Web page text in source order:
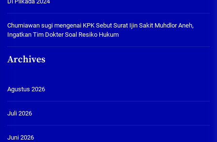
Churniawan sugi mengenai KPK Sebut Surat Ijin Sakit Muhdlor Aneh,
Ingatkan Tim Dokter Soal Resiko Hukum
Archives
Agustus 2026
Juli 2026
Juni 2026